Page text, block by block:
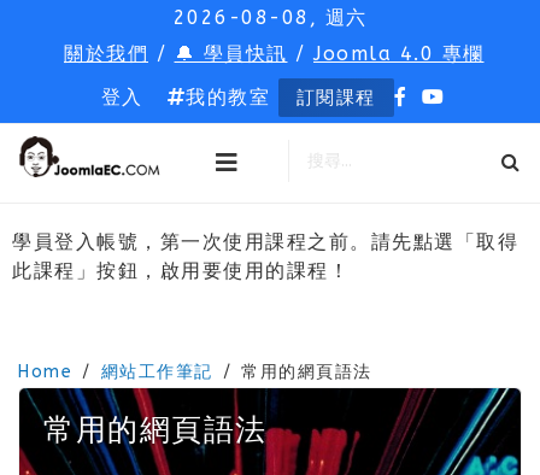
2026-08-08, 週六
關於我們 / 🔔 學員快訊 /Joomla 4.0 專欄
登入
我的教室 訂閱課程
學員登入帳號，第一次使用課程之前。請先點選「取得
此課程」按鈕，啟用要使用的課程！
Home 網站工作筆記 常用的網頁語法
常用的網頁語法